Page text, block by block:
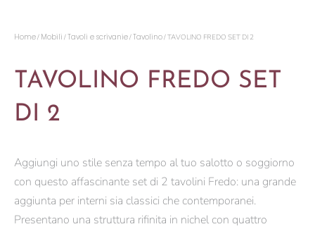
Home/ Mobili /Tavoli e scrivanie/Tavolino/ TAVOLINO FREDO SET DI 2
TAVOLINO FREDO SET
DI 2
Aggiungi uno stile senza tempo al tuo salotto o soggiorno
con questo affascinante set di 2 tavolini Fredo: una grande
aggiunta per interni sia classici che contemporanei.
Presentano una struttura rifinita in nichel con quattro